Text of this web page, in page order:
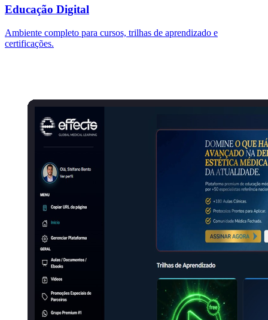
Educação Digital
Ambiente completo para cursos, trilhas de aprendizado e
certificações.